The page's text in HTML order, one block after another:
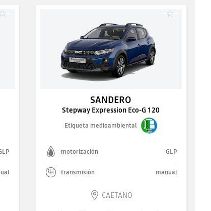
SANDERO
Stepway Expression Eco-G 120
Etiqueta medioambiental
motorización GLP
transmisión manual
CAETANO